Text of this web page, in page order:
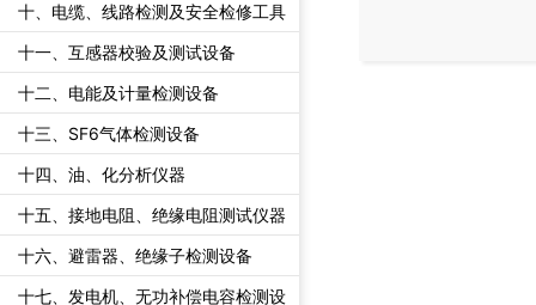
十、电缆、线路检测及安全检修工具
十一、互感器校验及测试设备
十二、电能及计量检测设备
十三、SF6气体检测设备
十四、油、化分析仪器
十五、接地电阻、绝缘电阻测试仪器
十六、避雷器、绝缘子检测设备
十七、发电机、无功补偿电容检测设